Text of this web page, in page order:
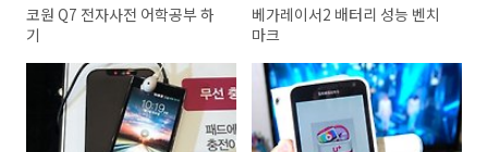
코원 Q7 전자사전 어학공부 하
기
베가레이서2 배터리 성능 벤치
마크